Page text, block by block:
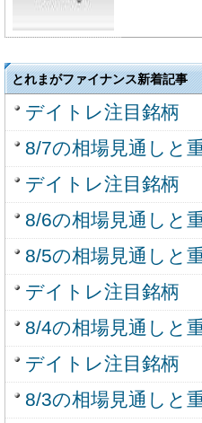
とれまがファイナンス新着記事
デイトレ注目銘柄
8/7の相場見通しと
デイトレ注目銘柄
8/6の相場見通しと
8/5の相場見通しと
デイトレ注目銘柄
8/4の相場見通しと
デイトレ注目銘柄
8/3の相場見通しと